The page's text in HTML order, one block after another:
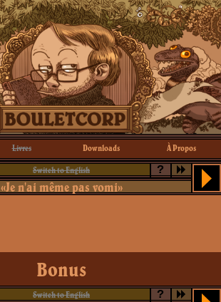
Livres Downloads À Propos
Switch to English ?
«Je n'ai même pas vomi»
Bonus
Switch to English ?